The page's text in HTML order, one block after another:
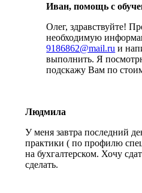
Иван, помощь с
Олег, здравствуйте!
необходимую
9186862@mail.ru и
выполнить. Я
подскажу Вам по
Людмила
У меня завтра последний
практики ( по профилю
на бухгалтерском. Хочу
сделать.